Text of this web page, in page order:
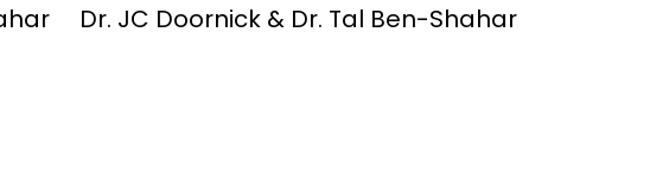
Dr. JC Doornick & Dr. Tal Ben-Shahar